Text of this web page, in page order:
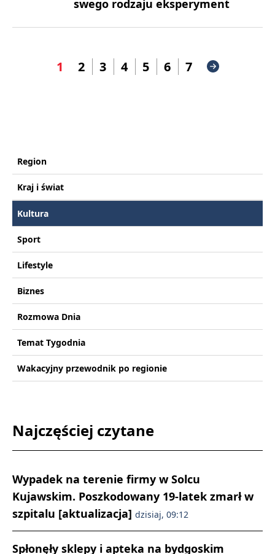
swego rodzaju eksperyment
1 2 3 4 5 6 7
Region
Kraj i świat
Kultura
Sport
Lifestyle
Biznes
Rozmowa Dnia
Temat Tygodnia
Wakacyjny przewodnik po regionie
Najczęściej czytane
Wypadek na terenie firmy w Solcu
Kujawskim. Poszkodowany 19-latek zmarł w
szpitalu [aktualizacja] dzisiaj, 09:12
Spłonęły sklepy i apteka na bydgoskim